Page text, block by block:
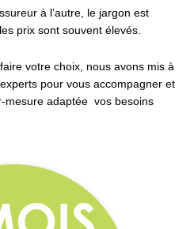
à l’autre, le jargon est
prix sont souvent élevés.
votre choix, nous avons mis à
pour vous accompagner et
mesure adaptée vos besoins